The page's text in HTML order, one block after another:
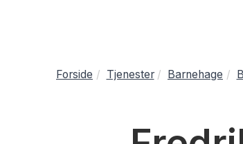
Forside Tjenester Barnehage